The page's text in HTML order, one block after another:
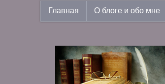
Главная О блоге и обо мне